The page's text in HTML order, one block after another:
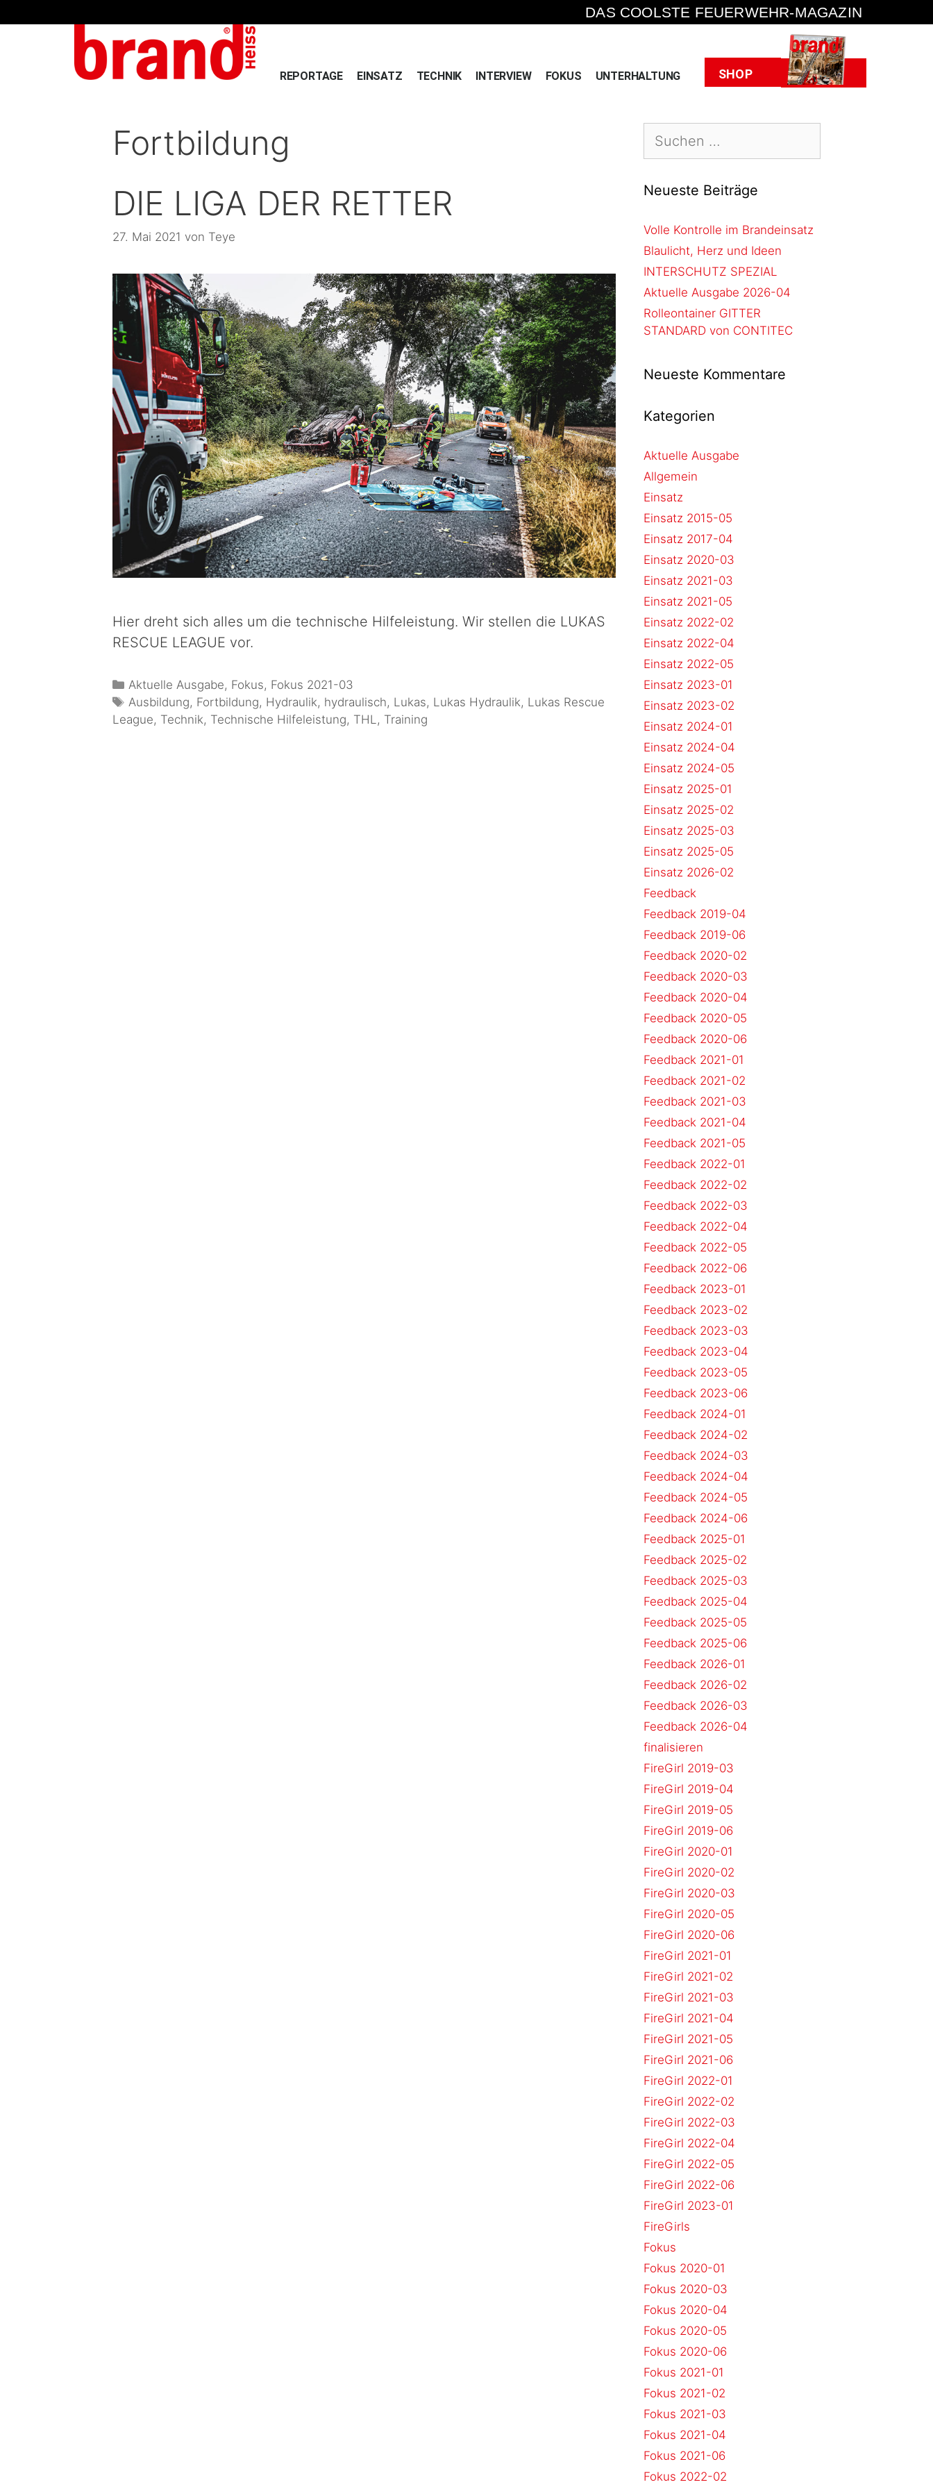
DAS COOLSTE FEUERWEHR-MAGAZIN
REPORTAGE EINSATZ TECHNIK INTERVIEW FOKUS UNTERHALTUNG SHOP Heft
Fortbildung
DIE LIGA DER RETTER
27. Mai 2021 von Teye
Hier dreht sich alles um die technische Hilfeleistung. Wir stellen die LUKAS
RESCUE LEAGUE vor.
Aktuelle Ausgabe, Fokus, Fokus 2021-03
Ausbildung, Fortbildung, Hydraulik, hydraulisch, Lukas, Lukas Hydraulik, Lukas Rescue
League, Technik, Technische Hilfeleistung, THL , Training
Neueste Beiträge
Volle Kontrolle im Brandeinsatz
Blaulicht, Herz und Ideen
INTERSCHUTZ SPEZIAL
Aktuelle Ausgabe 2026-04
Rolleontainer GITTER
STANDARD von CONTITEC
Neueste Kommentare
Kategorien
Aktuelle Ausgabe
Allgemein
Einsatz
Einsatz 2015-05
Einsatz 2017-04
Einsatz 2020-03
Einsatz 2021-03
Einsatz 2021-05
Einsatz 2022-02
Einsatz 2022-04
Einsatz 2022-05
Einsatz 2023-01
Einsatz 2023-02
Einsatz 2024-01
Einsatz 2024-04
Einsatz 2024-05
Einsatz 2025-01
Einsatz 2025-02
Einsatz 2025-03
Einsatz 2025-05
Einsatz 2026-02
Feedback
Feedback 2019-04
Feedback 2019-06
Feedback 2020-02
Feedback 2020-03
Feedback 2020-04
Feedback 2020-05
Feedback 2020-06
Feedback 2021-01
Feedback 2021-02
Feedback 2021-03
Feedback 2021-04
Feedback 2021-05
Feedback 2022-01
Feedback 2022-02
Feedback 2022-03
Feedback 2022-04
Feedback 2022-05
Feedback 2022-06
Feedback 2023-01
Feedback 2023-02
Feedback 2023-03
Feedback 2023-04
Feedback 2023-05
Feedback 2023-06
Feedback 2024-01
Feedback 2024-02
Feedback 2024-03
Feedback 2024-04
Feedback 2024-05
Feedback 2024-06
Feedback 2025-01
Feedback 2025-02
Feedback 2025-03
Feedback 2025-04
Feedback 2025-05
Feedback 2025-06
Feedback 2026-01
Feedback 2026-02
Feedback 2026-03
Feedback 2026-04
finalisieren
FireGirl 2019-03
FireGirl 2019-04
FireGirl 2019-05
FireGirl 2019-06
FireGirl 2020-01
FireGirl 2020-02
FireGirl 2020-03
FireGirl 2020-05
FireGirl 2020-06
FireGirl 2021-01
FireGirl 2021-02
FireGirl 2021-03
FireGirl 2021-04
FireGirl 2021-05
FireGirl 2021-06
FireGirl 2022-01
FireGirl 2022-02
FireGirl 2022-03
FireGirl 2022-04
FireGirl 2022-05
FireGirl 2022-06
FireGirl 2023-01
FireGirls
Fokus
Fokus 2020-01
Fokus 2020-03
Fokus 2020-04
Fokus 2020-05
Fokus 2020-06
Fokus 2021-01
Fokus 2021-02
Fokus 2021-03
Fokus 2021-04
Fokus 2021-06
Fokus 2022-02